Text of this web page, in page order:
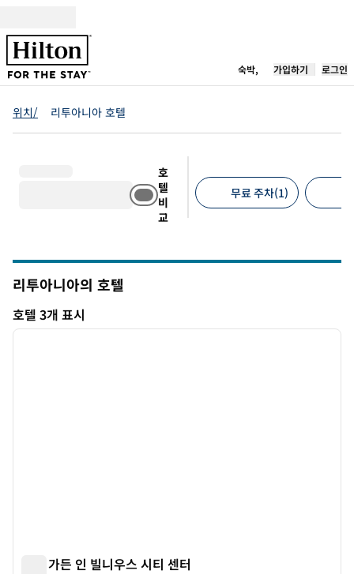
숙박, 새 탭 열림
가입하기 로그인
위치/ 리투아니아 호텔
호
텔
비
교
무료 주차(1)
리투아니아의 호텔
호텔 3개 표시
호텔 3개 표시
1/12
다음
힐튼 가든 인 빌니우스 시티 센터